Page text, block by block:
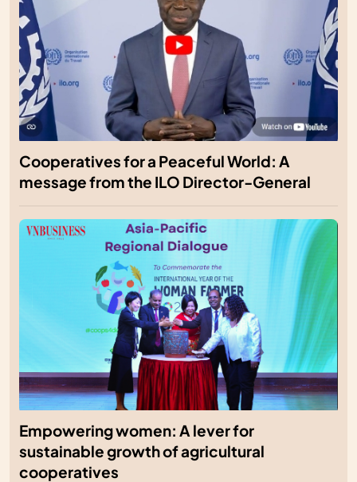
Cooperatives for a Peaceful World: A
message from the ILO Director-General
Empowering women: A lever for
sustainable growth of agricultural
cooperatives